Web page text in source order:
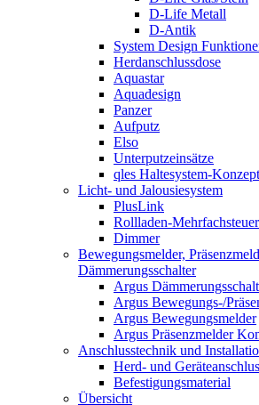
D-Life Metall
D-Antik
System Design
Herdanschlussdose
Aquastar
Aquadesign
Panzer
Aufputz
Elso
Unterputzeinsätze
qles Haltesystem-Konzept
Licht- und Jalousiesystem
PlusLink
Rollladen-
Dimmer
Bewegungsmelder,
Dämmerungsschalter
Argus
Argus Bewegungs-/
Argus Bewegungsmelder
Argus Präsenzmelder
Anschlusstechnik und
Herd- und
Befestigungsmaterial
Übersicht